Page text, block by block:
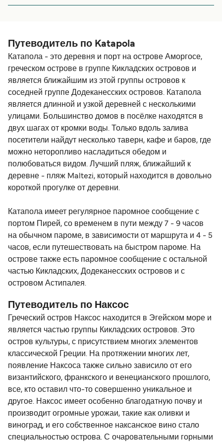
чувствуется,просторные салоны с самолетными
креслами,различные кафе,бизнес-класс и т.д.
Приобретя билеты эконом-класса приготовьтесь
столкнуться с европейским "скотством".Эконом места
расположены на открытых верхних палубах.Так
называемые "культурные европейцы" не постесняются
расположиться с ногами вдвоем на местах со столами
для восьми человек.Разложить свои вещи на
нескольких стульях вокруг себя, что бы рядом ни кто не
сел.Задрать ноги на ограждение палубы.Всю дорогу
ржать во все горло и бесконечно курить не обращая
внимания ни на детей ни на недовольства не курящих
пассажиров.На замечания огрызаются.Все-таки "один
билет - одно место".Вот она европейская
пассажиры такие-большая часть приличные люди
наслаждающиеся прекрасными видами Эгейского
моря и островами.Приятного Вам путешествия
Путеводитель по Katapola
Катапола - это деревня и порт на острове Аморгосе,
греческом острове в группе Кикладских островов и
является ближайшим из этой группы островов к
соседней группе Додеканесских островов. Катапола
является длинной и узкой деревней с несколькими
улицами. Большинство домов в посёлке находятся в
двух шагах от кромки воды. Только вдоль залива
посетители найдут несколько таверн, кафе и баров, где
можно неторопливо насладиться обедом и
полюбоваться видом. Лучший пляж, ближайший к
деревне - пляж Maltezi, который находится в довольно
короткой прогулке от деревни.
Катапола имеет регулярное паромное сообщение с
портом Пирей, со временем в пути между 7 - 9 часов
на обычном пароме, в зависимости от маршрута и 4 - 5
часов, если путешествовать на быстром пароме. На
острове также есть паромное сообщение с остальной
частью Кикладских, Додеканесских островов и с
островом Астипалея.
Путеводитель по Наксос
Греческий остров Наксос находится в Эгейском море и
является частью группы Кикладских островов. Это
остров культуры, с присутствием многих элементов
классической Греции. На протяжении многих лет,
появление Наксоса также сильно зависило от его
византийского, франкского и венецианского прошлого,
все, кто оставил что-то совершенно уникальное и
другое. Наксос имеет особенно благодатную почву и
производит огромные урожаи, такие как оливки и
виноград, и его собственное наксанское вино стало
специальностью острова. С очаровательными горными